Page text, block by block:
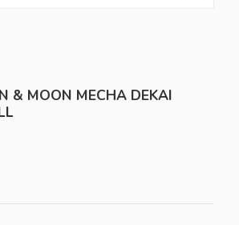
& MOON MECHA DEKAI